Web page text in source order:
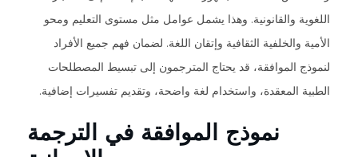
اللغوية والقانونية. وهذا يشمل عوامل مثل مستوى التعليم ومحو
الأمية والخلفية الثقافية وإتقان اللغة. لضمان فهم جميع الأفراد
لنموذج الموافقة، قد يحتاج المترجمون إلى تبسيط المصطلحات
الطبية المعقدة، واستخدام لغة واضحة، وتقديم تفسيرات إضافية.
نموذج الموافقة في الترجمة